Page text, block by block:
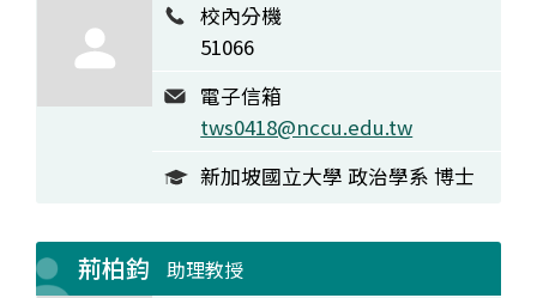
校內分機
51066
電子信箱
tws0418@nccu.edu.tw
新加坡國立大學 政治學系 博士
荊柏鈞 助理教授